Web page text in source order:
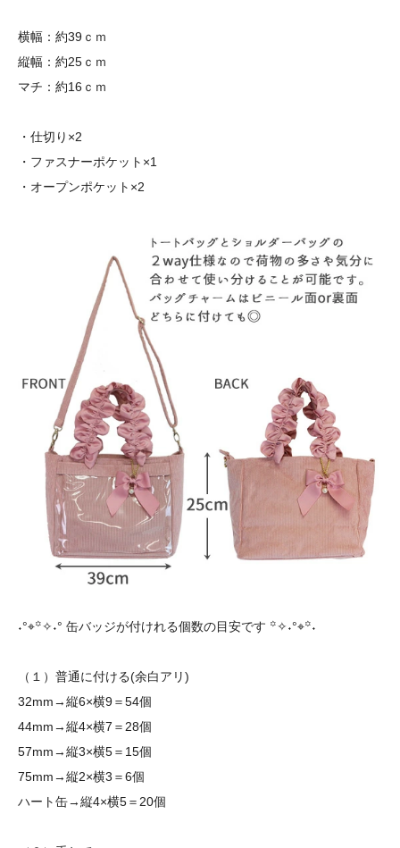
横幅：約39ｃｍ
縦幅：約25ｃｍ
マチ：約16ｃｍ
・仕切り×2
・ファスナーポケット×1
・オープンポケット×2
˖°⌖꙳✧˖° 缶バッジが付けれる個数の目安です ꙳✧˖°⌖꙳˖
（１）普通に付ける(余白アリ)
32mm→縦6×横9＝54個
44mm→縦4×横7＝28個
57mm→縦3×横5＝15個
75mm→縦2×横3＝6個
ハート缶→縦4×横5＝20個